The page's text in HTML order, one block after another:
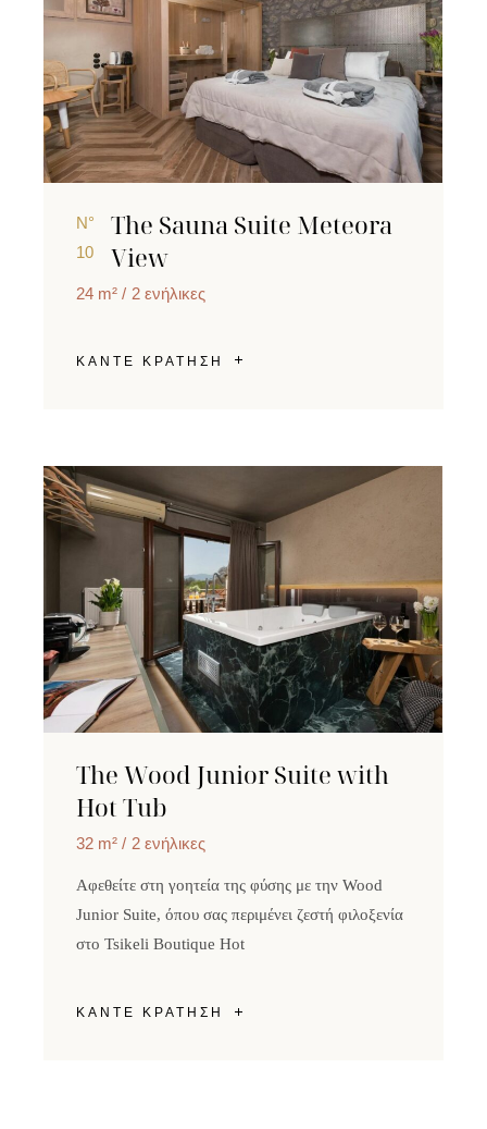
N°
10
The Sauna Suite Meteora
View
24 m² 2 ενήλικες
ΚΑΝΤΕ ΚΡΑΤΗΣΗ
The Wood Junior Suite with
Hot Tub
32 m² 2 ενήλικες
Αφεθείτε στη γοητεία της φύσης με την Wood
Junior Suite, όπου σας περιμένει ζεστή φιλοξενία
στο Tsikeli Boutique Hot
ΚΑΝΤΕ ΚΡΑΤΗΣΗ